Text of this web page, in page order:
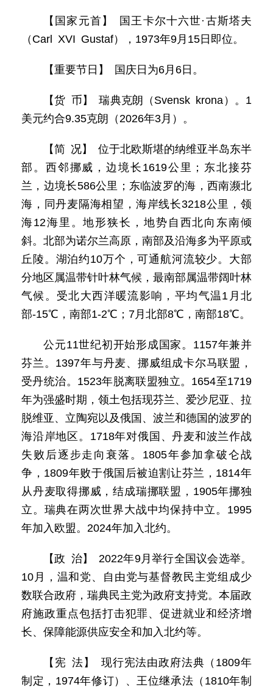
【国家元首】 国王卡尔十六世·古斯塔夫
（Carl XVI Gustaf），1973年9月15日即位。
【重要节日】 国庆日为6月6日。
【货 币】 瑞典克朗（Svensk krona）。1
美元约合9.35克朗（2026年3月）。
【简 况】 位于北欧斯堪的纳维亚半岛东半
部。西邻挪威，边境长1619公里；东北接芬
兰，边境长586公里；东临波罗的海，西南濒北
海，同丹麦隔海相望，海岸线长3218公里，领
海12海里。地形狭长，地势自西北向东南倾
斜。北部为诺尔兰高原，南部及沿海多为平原或
丘陵。湖泊约10万个，可通航河流较少。大部
分地区属温带针叶林气候，最南部属温带阔叶林
气候。受北大西洋暖流影响，平均气温1月北
部-15℃，南部1-2℃；7月北部8℃，南部18℃。
公元11世纪初开始形成国家。1157年兼并
芬兰。1397年与丹麦、挪威组成卡尔马联盟，
受丹统治。1523年脱离联盟独立。1654至1719
年为强盛时期，领土包括现芬兰、爱沙尼亚、拉
脱维亚、立陶宛以及俄国、波兰和德国的波罗的
海沿岸地区。1718年对俄国、丹麦和波兰作战
失败后逐步走向衰落。1805年参加拿破仑战
争，1809年败于俄国后被迫割让芬兰，1814年
从丹麦取得挪威，结成瑞挪联盟，1905年挪独
立。瑞典在两次世界大战中均保持中立。1995
年加入欧盟。2024年加入北约。
【政 治】 2022年9月举行全国议会选举。
10月，温和党、自由党与基督教民主党组成少
数联合政府，瑞典民主党为政府支持党。本届政
府施政重点包括打击犯罪、促进就业和经济增
长、保障能源供应安全和加入北约等。
【宪 法】 现行宪法由政府法典（1809年
制定，1974年修订）、王位继承法（1810年制